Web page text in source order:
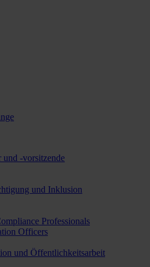
und -vorsitzende
und Inklusion
Professionals
Officers
und Öffentlichkeitsarbeit